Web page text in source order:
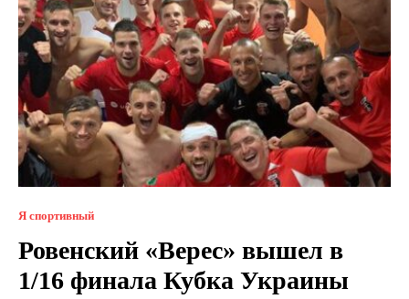
Я спортивный
Ровенский «Верес» вышел в
1/16 финала Кубка Украины